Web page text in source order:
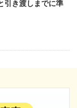
引き渡しまでに準